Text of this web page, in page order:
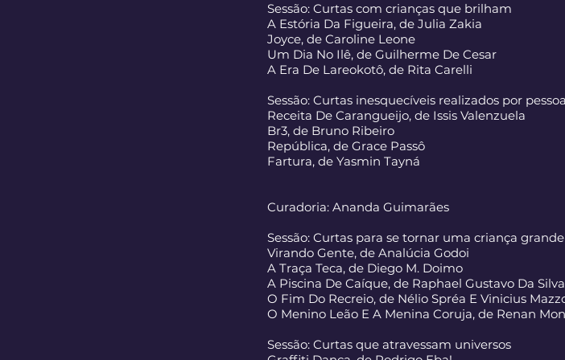
Sessão: Curtas com crianças que brilham
A Estória Da Figueira, de Julia Zakia
Joyce, de Caroline Leone
Um Dia No Ilê, de Guilherme De Cesar
A Era De Lareokotô, de Rita Carelli
Sessão: Curtas inesquecíveis realizados por
Receita De Carangueijo, de Issis Valenzuela
Br3, de Bruno Ribeiro
República, de Grace Passô
Fartura, de Yasmin Tayná
Curadoria: Ananda Guimarães
Sessão: Curtas para se tornar uma criança grande
Virando Gente, de Analúcia Godoi
A Traça Teca, de Diego M. Doimo
A Piscina De Caíque, de Raphael Gustavo Da Silva
O Fim Do Recreio, de Nélio Spréa E Vinicius
O Menino Leão E A Menina Coruja, de Renan
Sessão: Curtas que atravessam universos